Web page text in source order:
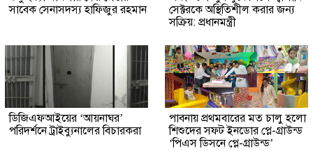
সাবেক সেনাসদস্য হাফিজুর রহমান
সেক্টরকে অস্থিতিশীল করার জন্য
সক্রিয়: প্রধানমন্ত্রী
ডিজিএফআইয়ের ‘আয়নাঘর’
পরিদর্শনে ট্রাইব্যুনালের বিচারকরা
পাবনায় প্রথমবারের মত চালু হলো
শিশুদের সফট ইনডোর প্লে-গ্রাউন্ড
‘পিএস ডিসনে প্লে-গ্রাউন্ড’